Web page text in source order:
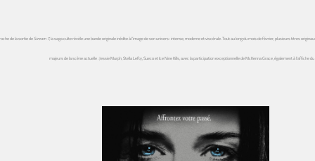
de la sortie deScream 7, la saga culte révèle une bande originale inédite à l’image de son univers : intense, moderne et viscérale. Tout au long du mois de février, plusieurs titres
majeurs de la scène actuelle : Jessie Murph, Stella Lefty, Sueco et Ice Nine Kills, avec la participation exceptionnelle de McKenna Grace, également à l’affiche du